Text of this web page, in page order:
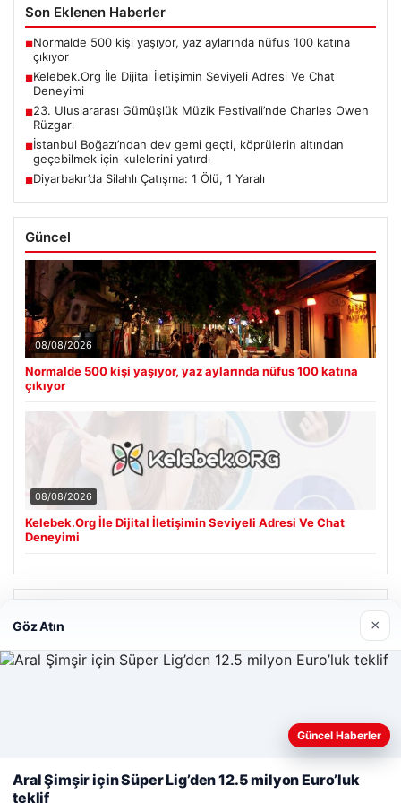
Son Eklenen Haberler
■Normalde 500 kişi yaşıyor, yaz aylarında nüfus 100 katına
çıkıyor
■Kelebek.Org İle Dijital İletişimin Seviyeli Adresi Ve Chat
Deneyimi
■23. Uluslararası Gümüşlük Müzik Festivali’nde Charles Owen
Rüzgarı
■İstanbul Boğazı’ndan dev gemi geçti, köprülerin altından
geçebilmek için kulelerini yatırdı
■Diyarbakır’da Silahlı Çatışma: 1 Ölü, 1 Yaralı
Güncel
08/08/2026
Normalde 500 kişi yaşıyor, yaz aylarında nüfus 100 katına
çıkıyor
08/08/2026
Kelebek.Org İle Dijital İletişimin Seviyeli Adresi Ve Chat
Deneyimi
Cengiz Sigorta
23/06/2026
Web sitemizi nasıl kullandığınızı daha iyi anlayabilmek,
kullanıyoruz.
Çerez Politikamız
Reddet
Göz Atın ×
Güncel Haberler
Aral Şimşir için Süper Lig’den 12.5 milyon Euro’luk
teklif